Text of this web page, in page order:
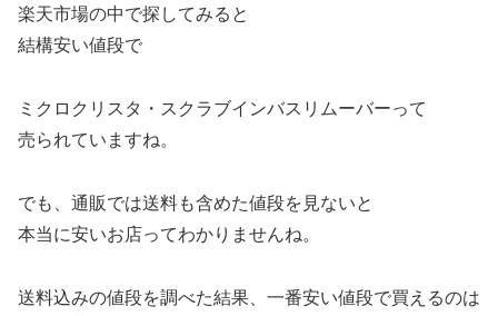
楽天市場の中で探してみると
結構安い値段で
ミクロクリスタ・スクラブインバスリムーバーって
売られていますね。
でも、通販では送料も含めた値段を見ないと
本当に安いお店ってわかりませんね。
送料込みの値段を調べた結果、一番安い値段で買えるのは